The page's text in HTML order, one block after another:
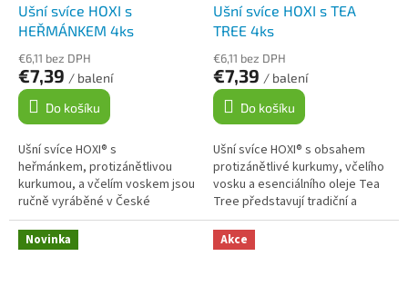
Ušní svíce HOXI s
HEŘMÁNKEM 4ks
€6,11 bez DPH
€7,39 / balení
Do košíku
Ušní svíce HOXI® s
heřmánkem, protizánětlivou
kurkumou, a včelím voskem jsou
ručně vyráběné v České
republice z kvalitních přírodních
materiálů. Nabízí příjemnou
relaxaci a...
Ušní svíce HOXI s TEA
TREE 4ks
€6,11 bez DPH
€7,39 / balení
Do košíku
Ušní svíce HOXI® s obsahem
protizánětlivé kurkumy, včelího
vosku a esenciálního oleje Tea
Tree představují tradiční a
relaxační metodu péče o uši.
Pomáhají s uvolněním ušního...
Novinka Akce